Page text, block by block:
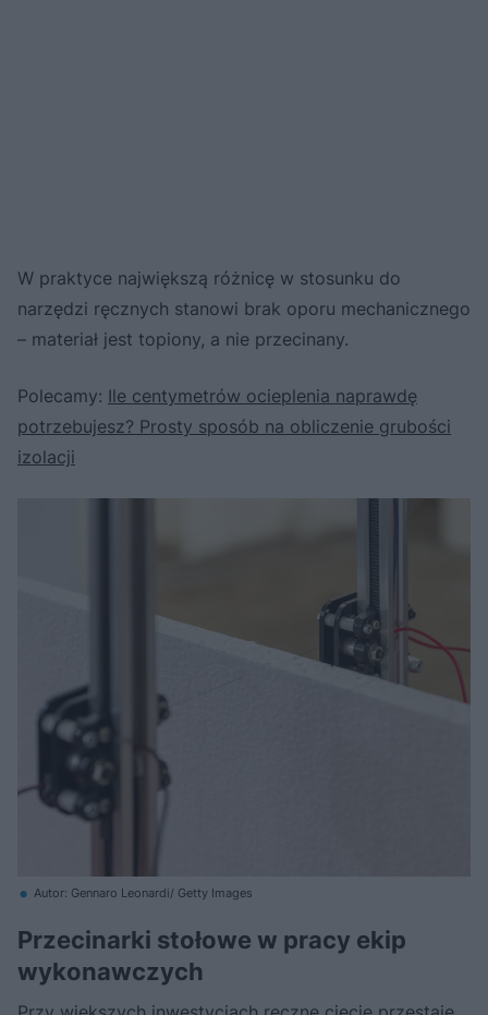
W praktyce największą różnicę w stosunku do
narzędzi ręcznych stanowi brak oporu mechanicznego
– materiał jest topiony, a nie przecinany.
Polecamy: Ile centymetrów ocieplenia naprawdę
potrzebujesz? Prosty sposób na obliczenie grubości
izolacji
Autor: Gennaro Leonardi/ Getty Images
Przecinarki stołowe w pracy ekip
wykonawczych